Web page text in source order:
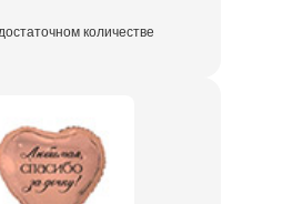
количестве